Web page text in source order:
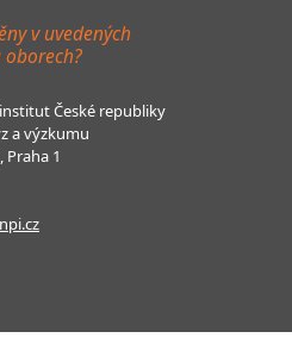
v uvedených
České republiky
a výzkumu
Praha 1